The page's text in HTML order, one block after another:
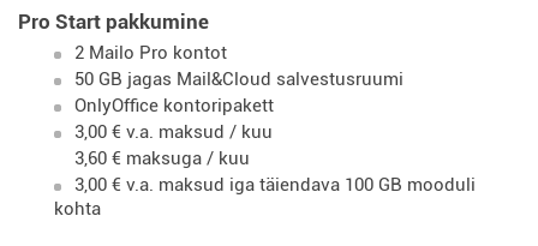
Pro Start pakkumine
2 Mailo Pro kontot
50 GB jagas Mail&Cloud salvestusruumi
OnlyOffice kontoripakett
3,00 € v.a. maksud / kuu
3,60 € maksuga / kuu
3,00 € v.a. maksud iga täiendava 100 GB mooduli
kohta